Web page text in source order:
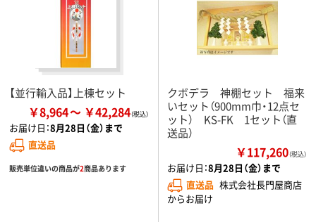
【並行輸入品】上棟セット
￥8,964 ￥42,284
お届け日：8月28日（金）まで
直送品
販売単位違いの商品が2商品あります
クボデラ 神棚セット 福来
いセット（900mm巾・12点セ
ット） KS-FK 1セット（直
送品）
￥117,260（税込）
お届け日：8月28日（金）まで
直送品 株式会社長門屋商店
からお届け